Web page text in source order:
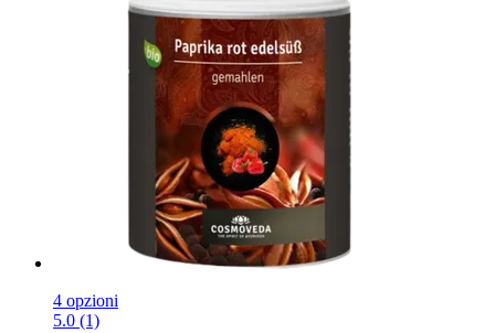
4 opzioni
5.0 (1)